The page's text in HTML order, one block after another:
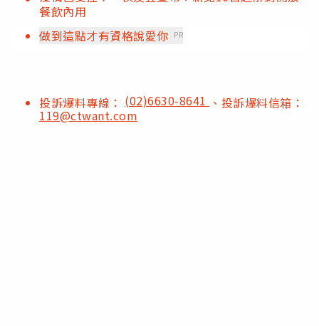
餐飲內用
做到這點才有資格說愛你 PR
投訴爆料專線： (02)6630-8641 、投訴爆料信箱：
119@ctwant.com